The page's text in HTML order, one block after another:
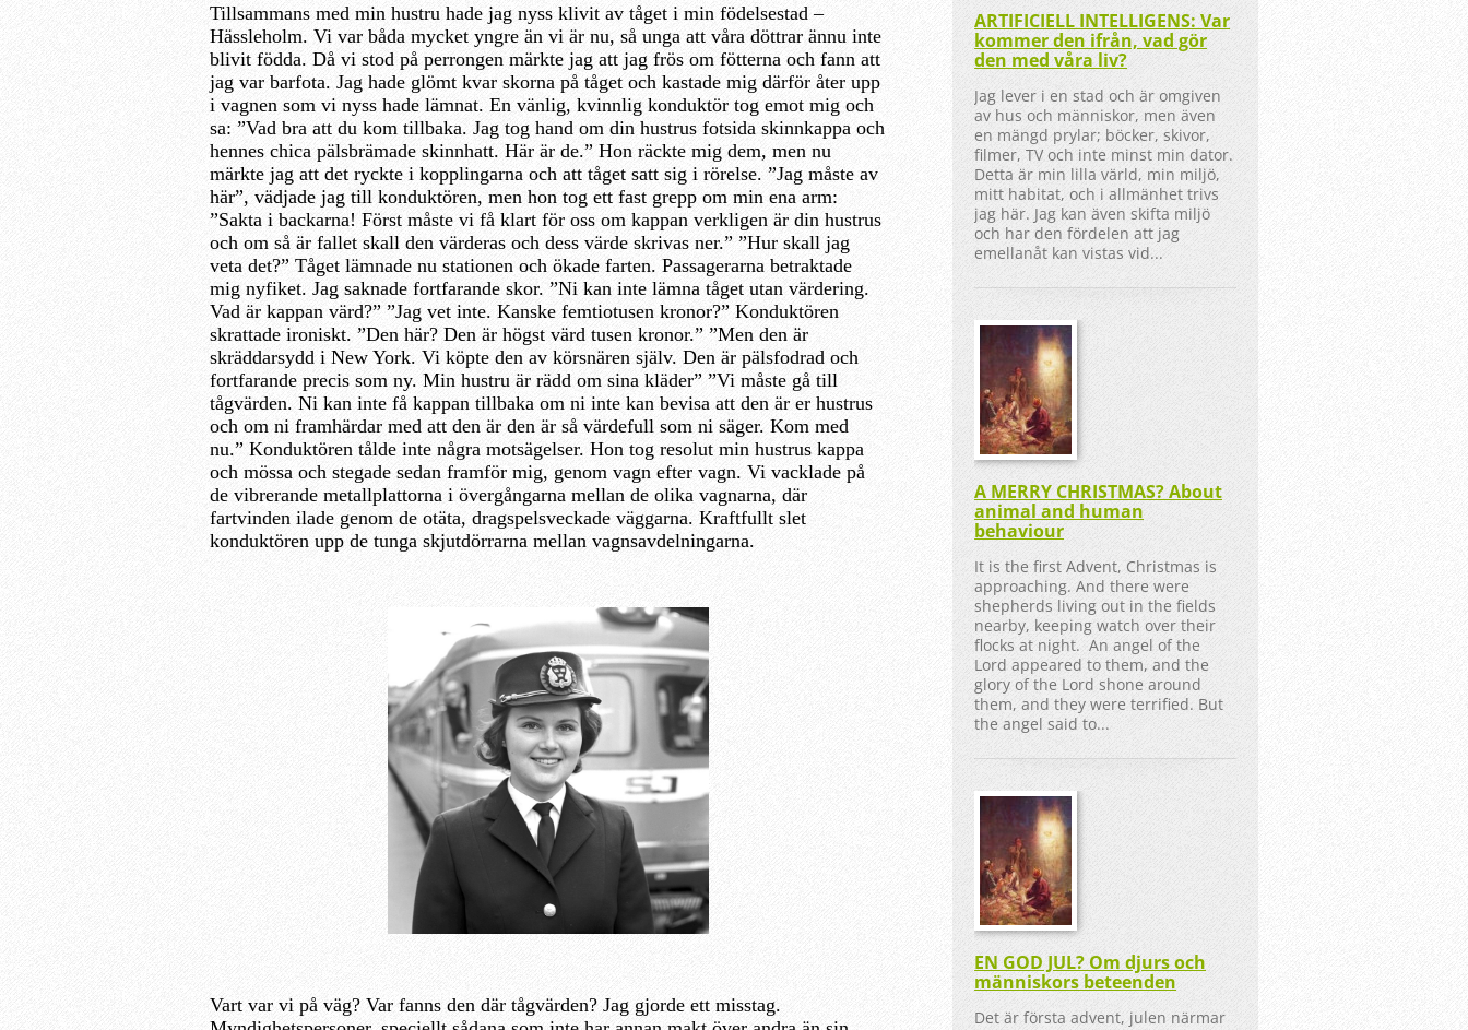
Tillsammans med min hustru hade jag nyss klivit av tåget i min födelsestad –
Hässleholm. Vi var båda mycket yngre än vi är nu, så unga att våra döttrar ännu inte
blivit födda. Då vi stod på perrongen märkte jag att jag frös om fötterna och fann att
jag var barfota. Jag hade glömt kvar skorna på tåget och kastade mig därför åter upp
i vagnen som vi nyss hade lämnat. En vänlig, kvinnlig konduktör tog emot mig och
sa: ”Vad bra att du kom tillbaka. Jag tog hand om din hustrus fotsida skinnkappa och
hennes chica pälsbrämade skinnhatt. Här är de.” Hon räckte mig dem, men nu
märkte jag att det ryckte i kopplingarna och att tåget satt sig i rörelse. ”Jag måste av
här”, vädjade jag till konduktören, men hon tog ett fast grepp om min ena arm:
”Sakta i backarna! Först måste vi få klart för oss om kappan verkligen är din hustrus
och om så är fallet skall den värderas och dess värde skrivas ner.” ”Hur skall jag
veta det?” Tåget lämnade nu stationen och ökade farten. Passagerarna betraktade
mig nyfiket. Jag saknade fortfarande skor. ”Ni kan inte lämna tåget utan värdering.
Vad är kappan värd?” ”Jag vet inte. Kanske femtiotusen kronor?” Konduktören
skrattade ironiskt. ”Den här? Den är högst värd tusen kronor.” ”Men den är
skräddarsydd i New York. Vi köpte den av körsnären själv. Den är pälsfodrad och
fortfarande precis som ny. Min hustru är rädd om sina kläder” ”Vi måste gå till
tågvärden. Ni kan inte få kappan tillbaka om ni inte kan bevisa att den är er hustrus
och om ni framhärdar med att den är den är så värdefull som ni säger. Kom med
nu.” Konduktören tålde inte några motsägelser. Hon tog resolut min hustrus kappa
och mössa och stegade sedan framför mig, genom vagn efter vagn. Vi vacklade på
de vibrerande metallplattorna i övergångarna mellan de olika vagnarna, där
fartvinden ilade genom de otäta, dragspelsveckade väggarna. Kraftfullt slet
konduktören upp de tunga skjutdörrarna mellan vagnsavdelningarna.
Vart var vi på väg? Var fanns den där tågvärden? Jag gjorde ett misstag.
ARTIFICIELL INTELLIGENS: Var
kommer den ifrån, vad gör
den med våra liv?
Jag lever i en stad och är omgiven
av hus och människor, men även
en mängd prylar; böcker, skivor,
filmer, TV och inte minst min dator.
Detta är min lilla värld, min miljö,
mitt habitat, och i allmänhet trivs
jag här. Jag kan även skifta miljö
och har den fördelen att jag
emellanåt kan vistas vid...
A MERRY CHRISTMAS? About
animal and human
behaviour
It is the first Advent, Christmas is
approaching. And there were
shepherds living out in the fields
nearby, keeping watch over their
flocks at night. An angel of the
Lord appeared to them, and the
glory of the Lord shone around
them, and they were terrified. But
the angel said to...
EN GOD JUL? Om djurs och
människors beteenden
Det är första advent, julen närmar